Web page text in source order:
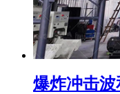
爆炸冲击